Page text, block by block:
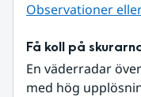
Observationer
Få koll på
En väderradar
med hög